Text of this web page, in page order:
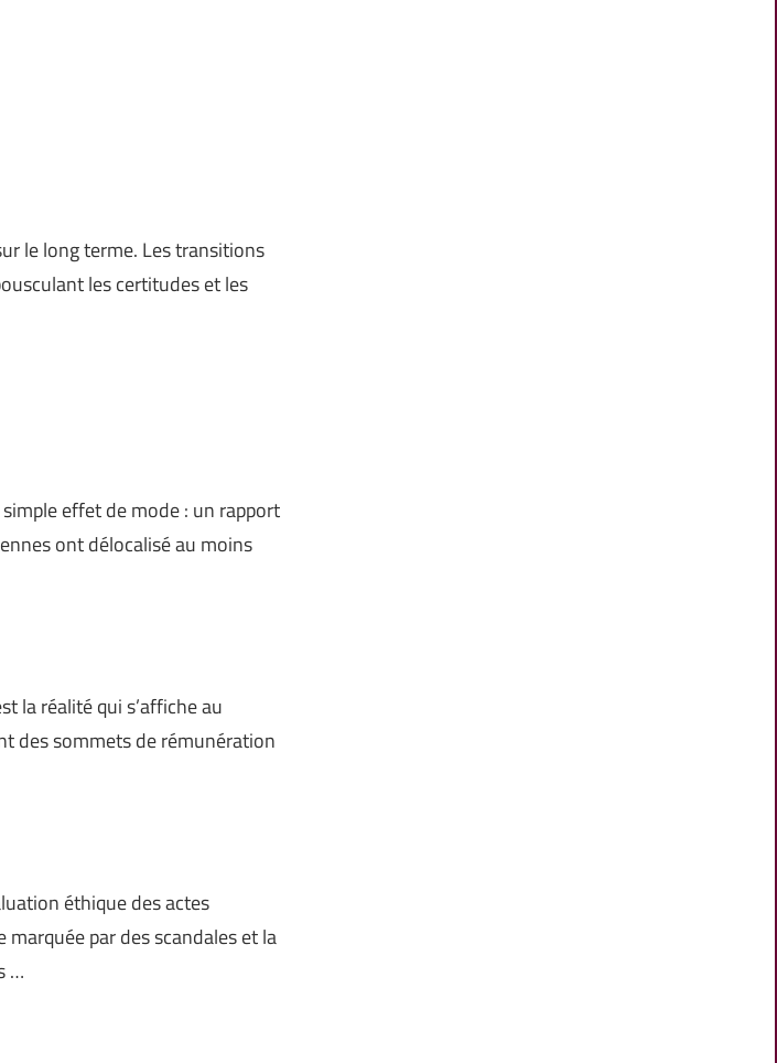
le long terme. Les transitions
les certitudes et les
effet de mode : un rapport
ont délocalisé au moins
la réalité qui s’affiche au
des sommets de rémunération
éthique des actes
par des scandales et la
…